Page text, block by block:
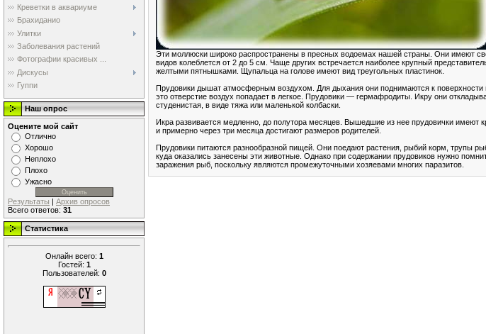
Креветки в аквариуме
Брахиданио
Улитки
Заболевания растений
Фотографии красивых ...
Дискусы
Гуппи
Наш опрос
Оцените мой сайт
Отлично
Хорошо
Неплохо
Плохо
Ужасно
Результаты | Архив опросов
Всего ответов: 31
Статистика
Онлайн всего: 1
Гостей: 1
Пользователей: 0
Эти моллюски широко распространены в пресных водоемах нашей страны. Они имеют
видов колеблется от 2 до 5 см. Чаще других встречается наиболее крупный
желтыми пятнышками. Щупальца на голове имеют вид треугольных пластинок.
Прудовики дышат атмосферным воздухом. Для дыхания они поднимаются к
это отверстие воздух попадает в легкое. Прудовики — гермафродиты. Икру они
студенистая, в виде тяжа или маленькой колбаски.
Икра развивается медленно, до полутора месяцев. Вышедшие из нее прудовички
и примерно через три месяца достигают размеров родителей.
Прудовики питаются разнообразной пищей. Они поедают растения, рыбий корм, трупы
куда оказались занесены эти животные. Однако при содержании прудовиков нужно
заражения рыб, поскольку являются промежуточными хозяевами многих паразитов.